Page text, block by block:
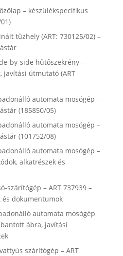
– készülékspecifikus
tűzhely (ART: 730125/02) –
by-side hűtőszekrény –
javítási útmutató (ART
automata mosógép –
(185850/05)
automata mosógép –
(101752/08)
automata mosógép –
alkatrészek és
szárítógép – ART 737939 –
és dokumentumok
automata mosógép
ábra, javítási
szárítógép – ART